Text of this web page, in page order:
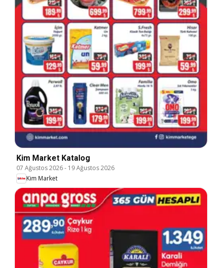
Kim Market Katalog
07 Ağustos 2026- 19 Ağustos 2026
Kim Market